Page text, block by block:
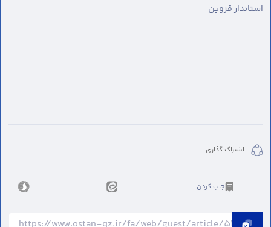
استاندار قزوین
اشتراک گذاری
چاپ کردن